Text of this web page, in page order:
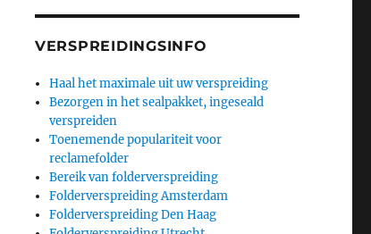
VERSPREIDINGSINFO
Haal het maximale uit uw verspreiding
Bezorgen in het sealpakket, ingeseald
verspreiden
Toenemende populariteit voor
reclamefolder
Bereik van folderverspreiding
Folderverspreiding Amsterdam
Folderverspreiding Den Haag